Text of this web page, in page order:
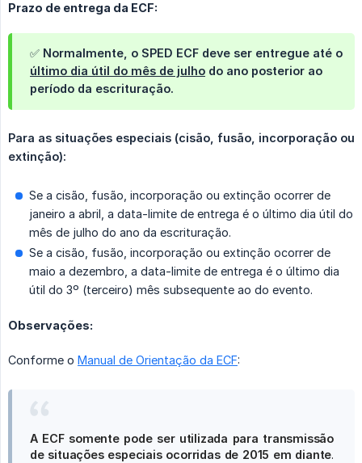
Prazo de entrega da ECF:
✅ Normalmente, o SPED ECF deve ser entregue até o
último dia útil do mês de julho do ano posterior ao
período da escrituração.
Para as situações especiais (cisão, fusão, incorporação ou
extinção):
Se a cisão, fusão, incorporação ou extinção ocorrer de
janeiro a abril, a data-limite de entrega é o último dia útil do
mês de julho do ano da escrituração.
Se a cisão, fusão, incorporação ou extinção ocorrer de
maio a dezembro, a data-limite de entrega é o último dia
útil do 3º (terceiro) mês subsequente ao do evento.
Observações:
Conforme o Manual de Orientação da ECF:
A ECF somente pode ser utilizada para transmissão
de situações especiais ocorridas de 2015 em diante.